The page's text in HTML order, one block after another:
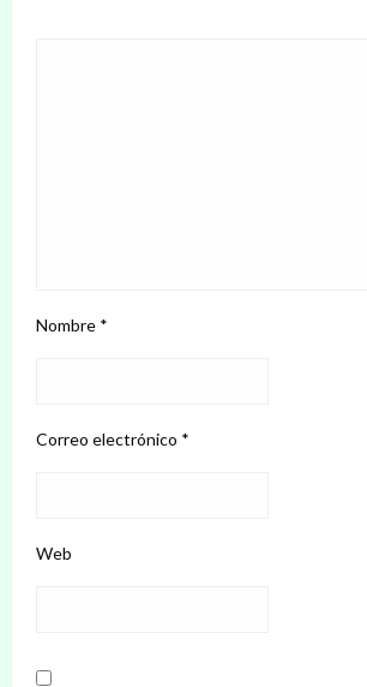
Nombre *
Correo electrónico *
Web